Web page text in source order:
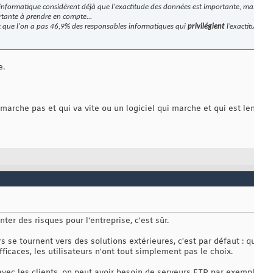
considèrent déjà que l'exactitude des données est importante,
à prendre en compte...
l'on a pas 46,9% des responsables informatiques qui privilégient
pas et qui va vite ou un logiciel qui marche et qui est
des risques pour l'entreprise, c'est sûr.
se tournent vers des solutions extérieures, c'est par défaut :
les utilisateurs n'ont tout simplement pas le choix.